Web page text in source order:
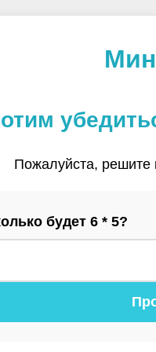
Пожалуйста, решите
будет 6 * 5?